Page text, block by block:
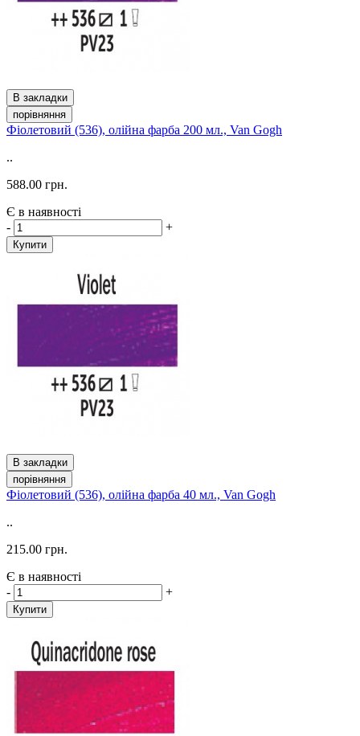
В закладки
порівняння
Фіолетовий (536), олійна фарба 200 мл., Van Gogh
..
588.00 грн.
Є в наявності
-
+
Купити
В закладки
порівняння
Фіолетовий (536), олійна фарба 40 мл., Van Gogh
..
215.00 грн.
Є в наявності
-
+
Купити